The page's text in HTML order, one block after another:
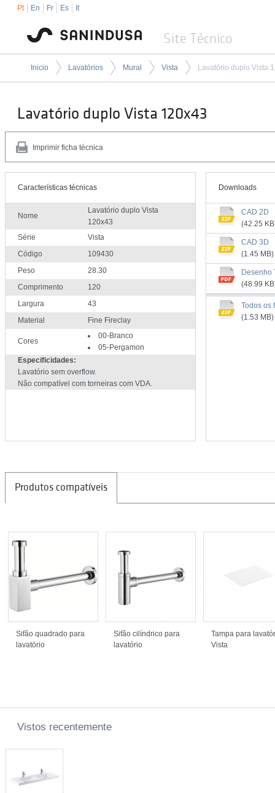
Pt En Fr Es It
Site Técnico
Inicio Lavatórios Mural Vista Lavatório duplo Vista
Lavatório duplo Vista 120x43
Imprimir ficha técnica
Características técnicas
Nome
Lavatório duplo Vista
120x43
Série
Vista
Código
109430
Peso
28.30
Comprimento
120
Largura
43
Material
Fine Fireclay
Cores
00-Branco
05-Pergamon
Especificidades:
Lavatório sem overflow.
Não compatível com torneiras com VDA.
Downloads
CAD 2D
(42.25
CAD 3D
(1.45 MB)
Desenho
(48.99
Todos os
(1.53 MB)
Produtos compatíveis
Sifão quadrado para
lavatório
Sifão cilíndrico para
lavatório
Tampa para
Vista
Vistos recentemente